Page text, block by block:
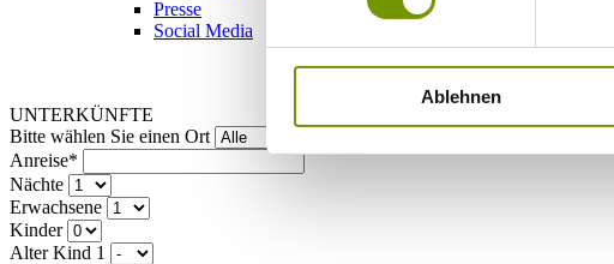
Ablehnen
Presse
Social Media
UNTERKÜNFTE
Bitte wählen Sie einen Ort
Anreise*
Nächte
Erwachsene
Kinder
Alter Kind 1